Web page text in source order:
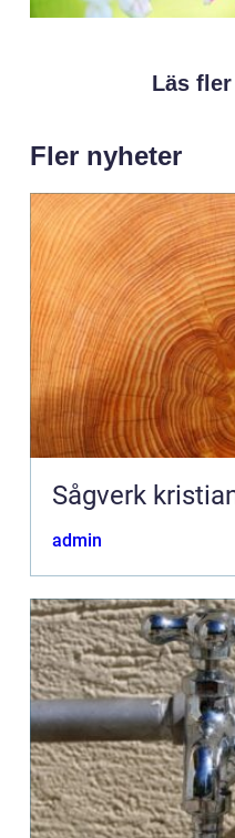
Läs
Fler nyheter
Sågverk
admin